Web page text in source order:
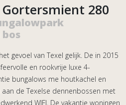
280
gevoel van Texel gelijk. De in 2015
en rookvrije luxe 4-
bungalows me houtkachel en
de Texelse dennenbossen met
WIFI. De vakantie woningen